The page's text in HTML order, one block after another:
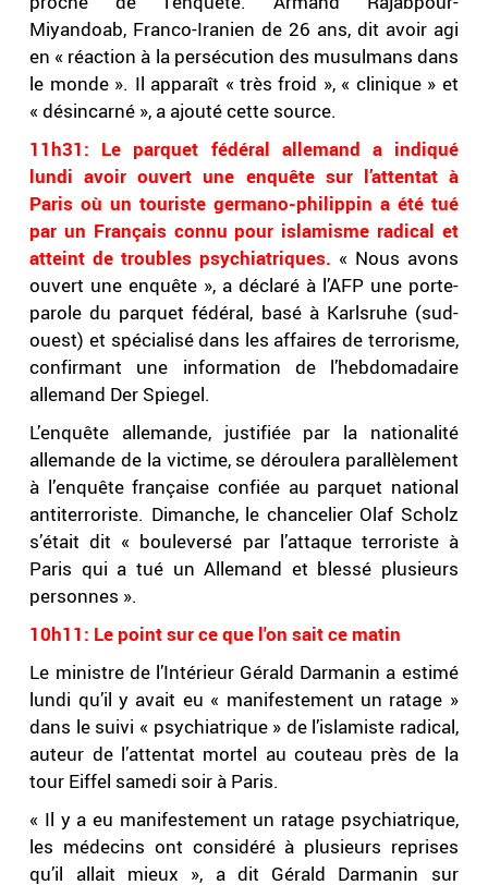
Miyandoab, Franco-Iranien de 26 ans, dit avoir agi
en « réaction à la persécution des musulmans dans
le monde ». Il apparaît « très froid », « clinique » et
« désincarné », a ajouté cette source.
11h31: Le parquet fédéral allemand a indiqué
lundi avoir ouvert une enquête sur l’attentat à
Paris où un touriste germano-philippin a été tué
par un Français connu pour islamisme radical et
atteint de troubles psychiatriques. « Nous avons
ouvert une enquête », a déclaré à l’AFP une porte-
parole du parquet fédéral, basé à Karlsruhe (sud-
ouest) et spécialisé dans les affaires de terrorisme,
confirmant une information de l’hebdomadaire
allemand Der Spiegel.
L’enquête allemande, justifiée par la nationalité
allemande de la victime, se déroulera parallèlement
à l’enquête française confiée au parquet national
antiterroriste. Dimanche, le chancelier Olaf Scholz
s’était dit « bouleversé par l’attaque terroriste à
Paris qui a tué un Allemand et blessé plusieurs
personnes ».
10h11: Le point sur ce que l'on sait ce matin
Le ministre de l’Intérieur Gérald Darmanin a estimé
lundi qu’il y avait eu « manifestement un ratage »
dans le suivi « psychiatrique » de l’islamiste radical,
auteur de l’attentat mortel au couteau près de la
tour Eiffel samedi soir à Paris.
« Il y a eu manifestement un ratage psychiatrique,
les médecins ont considéré à plusieurs reprises
qu’il allait mieux », a dit Gérald Darmanin sur